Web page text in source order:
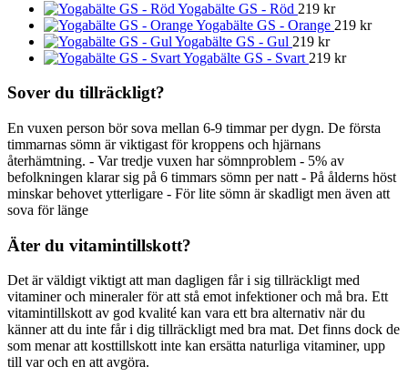
Yogabälte GS - Röd 219 kr
Yogabälte GS - Orange 219 kr
Yogabälte GS - Gul 219 kr
Yogabälte GS - Svart 219 kr
Sover du tillräckligt?
En vuxen person bör sova mellan 6-9 timmar per dygn. De första
timmarnas sömn är viktigast för kroppens och hjärnans
återhämtning. - Var tredje vuxen har sömnproblem - 5% av
befolkningen klarar sig på 6 timmars sömn per natt - På ålderns höst
minskar behovet ytterligare - För lite sömn är skadligt men även att
sova för länge
Äter du vitamintillskott?
Det är väldigt viktigt att man dagligen får i sig tillräckligt med
vitaminer och mineraler för att stå emot infektioner och må bra. Ett
vitamintillskott av god kvalité kan vara ett bra alternativ när du
känner att du inte får i dig tillräckligt med bra mat. Det finns dock de
som menar att kosttillskott inte kan ersätta naturliga vitaminer, upp
till var och en att avgöra.